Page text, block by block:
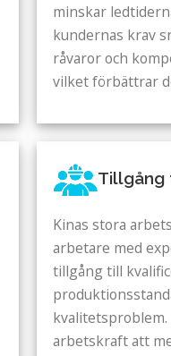
minskar
kundernas krav
råvaror och
vilket förbättrar
Tillgång
Kinas stora
arbetare med
tillgång till
arbetskraft att